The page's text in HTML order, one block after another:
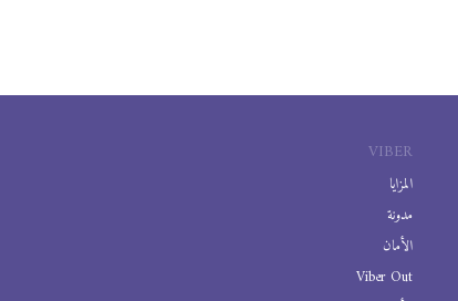
VIBER
المزايا
مدونة
الأمان
Viber Out